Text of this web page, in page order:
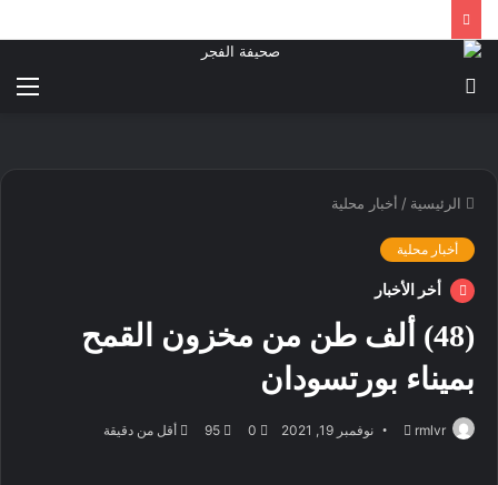
الرئيسية / أخبار محلية
أخبار محلية
أخر الأخبار
(48) ألف طن من مخزون القمح
بميناء بورتسودان
rmlvr
أرسل نوفمبر 19, 2021 0
95 أقل من دقيقة